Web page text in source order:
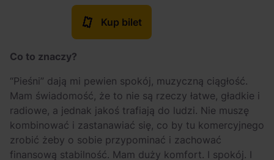
Kup bilet
Co to znaczy?
“Pieśni” dają mi pewien spokój, muzyczną ciągłość.
Mam świadomość, że to nie są rzeczy łatwe, gładkie i
radiowe, a jednak jakoś trafiają do ludzi. Nie muszę
kombinować i zastanawiać się, co by tu komercyjnego
zrobić żeby o sobie przypominać i zachować
finansową stabilność. Mam duży komfort. I spokój. I